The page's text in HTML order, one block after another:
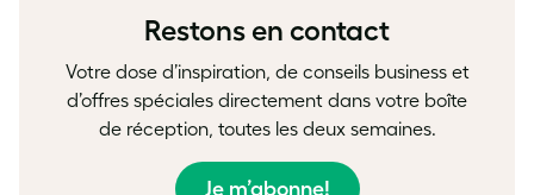
Restons en contact
Votre dose d’inspiration, de conseils business et
d’offres spéciales directement dans votre boîte
de réception, toutes les deux semaines.
Je m’abonne!